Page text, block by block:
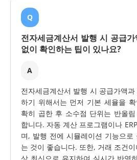
Q
전자세금계산서 발행 시 공급
없이 확인하는 팁이 있나요?
A
전자세금계산서 발행 시 공급가액
하기 위해서는 먼저 기본 세율을
확히 곱한 후 소수점 단위는 반올
합니다. 자동 계산 프로그램이나
며, 발행 전에 시뮬레이션 기능으
는 것이 좋습니다. 또한, 거래 조건